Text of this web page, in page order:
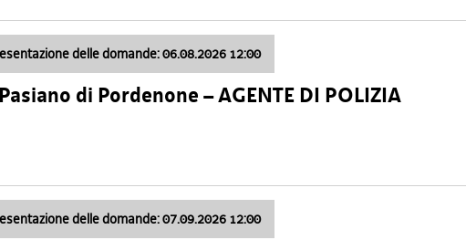
delle domande: 06.08.2026 12:00
di Pordenone – AGENTE DI POLIZIA
delle domande: 07.09.2026 12:00